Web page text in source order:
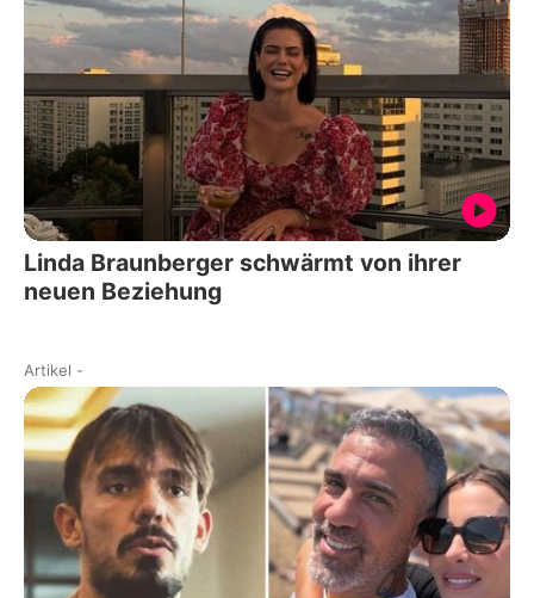
Linda Braunberger schwärmt von ihrer
neuen Beziehung
Artikel -